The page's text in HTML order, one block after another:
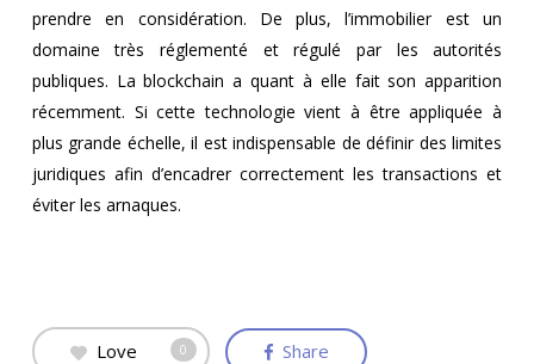
prendre en considération. De plus, l’immobilier est un
domaine très réglementé et régulé par les autorités
publiques. La blockchain a quant à elle fait son apparition
récemment. Si cette technologie vient à être appliquée à
plus grande échelle, il est indispensable de définir des limites
juridiques afin d’encadrer correctement les transactions et
éviter les arnaques.
Love 0 Share